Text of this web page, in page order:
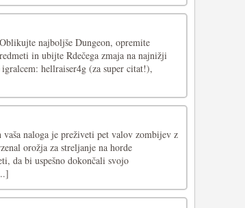
najboljše Dungeon, opremite
in ubijte Rdečega zmaja na najnižji
hellraiser4g (za super citat!),
naloga je preživeti pet valov zombijev z
orožja za streljanje na horde
da bi uspešno dokončali svojo